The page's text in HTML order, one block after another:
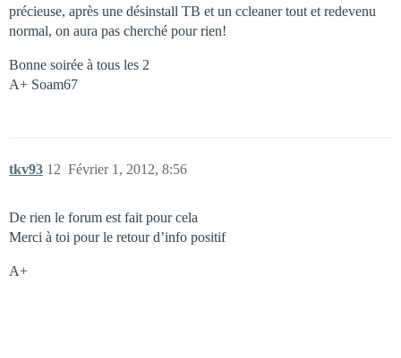
précieuse, après une désinstall TB et un ccleaner tout et redevenu
normal, on aura pas cherché pour rien!
Bonne soirée à tous les 2
A+ Soam67
tkv93 Février 1, 2012, 8:56
12
De rien le forum est fait pour cela
Merci à toi pour le retour d’info positif
A+